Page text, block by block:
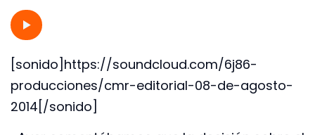
[sonido]https://soundcloud.com/6j86-
producciones/cmr-editorial-08-de-agosto-
2014[/sonido]